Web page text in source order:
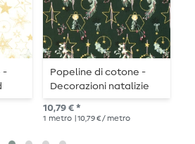
-
Popeline di cotone -
Decorazioni natalizie
verde scuro oro
10,79 € *
1 metro | 10,79 € / metro